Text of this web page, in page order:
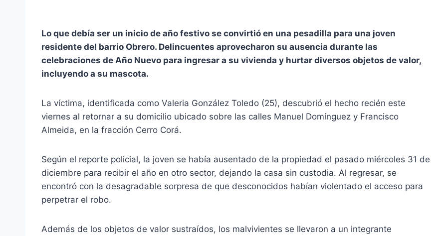
Lo que debía ser un inicio de año festivo se convirtió en una pesadilla para una joven
residente del barrio Obrero. Delincuentes aprovecharon su ausencia durante las
celebraciones de Año Nuevo para ingresar a su vivienda y hurtar diversos objetos de valor,
incluyendo a su mascota.
La víctima, identificada como Valeria González Toledo (25), descubrió el hecho recién este
viernes al retornar a su domicilio ubicado sobre las calles Manuel Domínguez y Francisco
Almeida, en la fracción Cerro Corá.
Según el reporte policial, la joven se había ausentado de la propiedad el pasado miércoles 31 de
diciembre para recibir el año en otro sector, dejando la casa sin custodia. Al regresar, se
encontró con la desagradable sorpresa de que desconocidos habían violentado el acceso para
perpetrar el robo.
Además de los objetos de valor sustraídos, los malvivientes se llevaron a un integrante